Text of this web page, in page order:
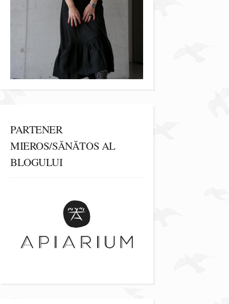
PARTENER
MIEROS/SĂNĂTOS AL
BLOGULUI